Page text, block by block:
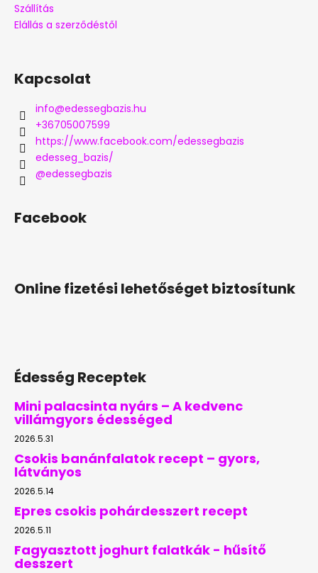
Szállítás
Elállás a szerződéstől
Kapcsolat
info@edessegbazis.hu
+36705007599
https://www.facebook.com/edessegbazis
edesseg_bazis/
@edessegbazis
Facebook
Online fizetési lehetőséget biztosítunk
Édesség Receptek
Mini palacsinta nyárs – A kedvenc
villámgyors édességed
2026.5.31
Csokis banánfalatok recept – gyors,
látványos
2026.5.14
Epres csokis pohárdesszert recept
2026.5.11
Fagyasztott joghurt falatkák - hűsítő
desszert